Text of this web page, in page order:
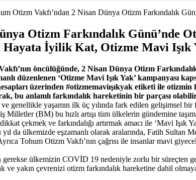
Otizm Vakfı’ndan 2 Nisan Dünya Otizm Farkındalık
Otizm Farkındalık Günü’nde
Hayata İyilik Kat, Otizme Mavi Işık
öncülüğünde, 2 Nisan Dünya Otizm
düzenlenen ‘Otizme Mavi Işık Yak’ kampanyası
üzerinden #otizmemaviışıkyak etiketi ile otizmin
bu anlamlı farkındalık hareketinin bir parçası
genellikle yaşamın ilk üç yılında fark edilen gelişimsel
Milletler (BM) bu hızlı artışı tüm ülkelerin gündemine
çekmek ve farkındalığı artırmak amacı ile ‘Mavi
da ülkemizde eşzamanlı olarak aralarında, Fatih
Tohum Otizm Vakfı’nın çağrısı ile insanlar mavi
gerekse ülkemizin COVİD 19 nedeniyle zorlu bir süreçten
ve yakın çevrenizi otizm farkındalık hareketine dahil